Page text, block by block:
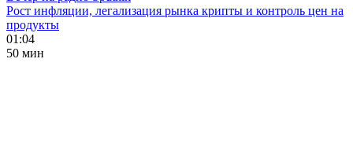
Рост инфляции, легализация рынка крипты и контроль цен на
продукты
01:04
50 мин